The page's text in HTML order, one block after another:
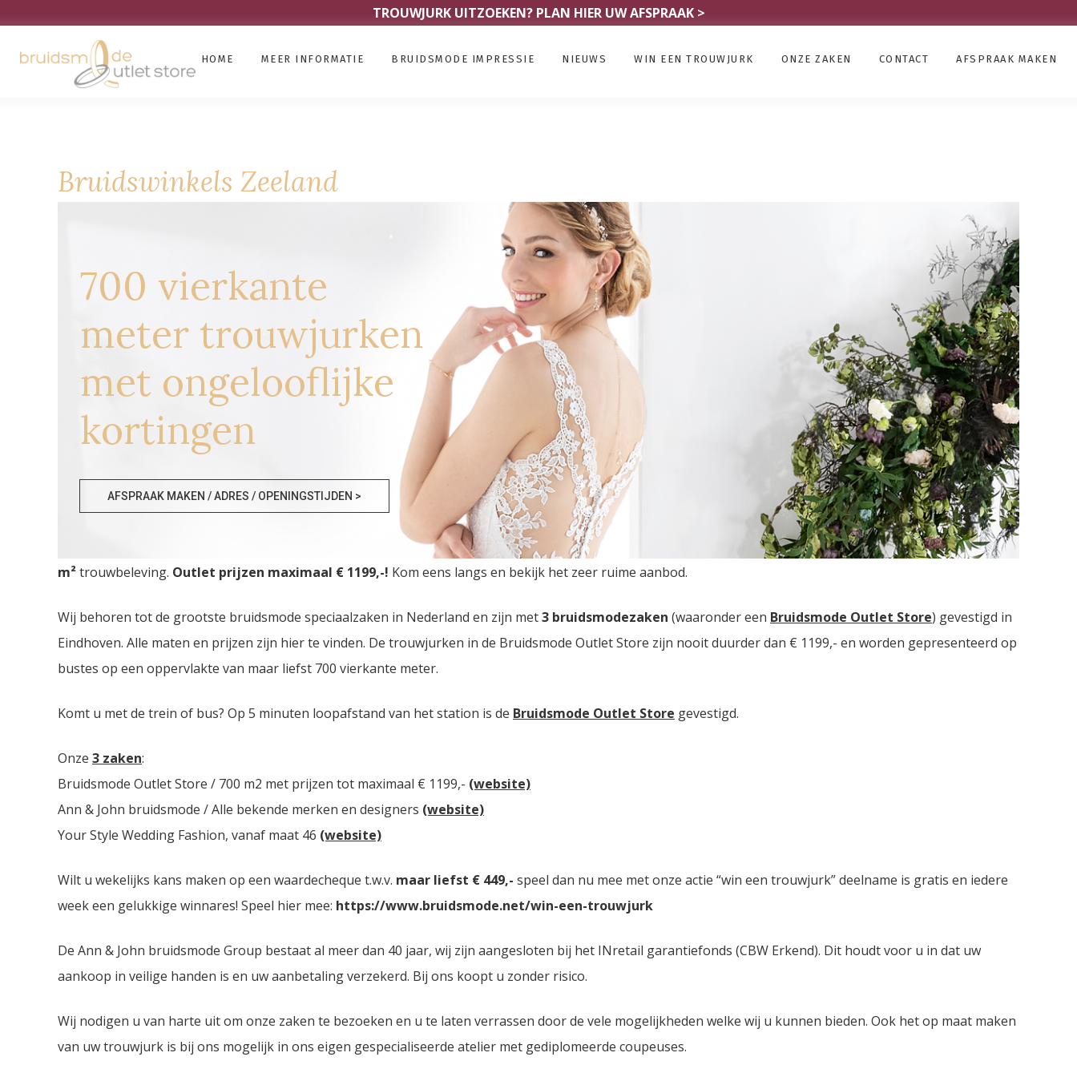
TROUWJURK UITZOEKEN? PLAN HIER UW AFSPRAAK >
HOME MEER INFORMATIE BRUIDSMODE IMPRESSIE NIEUWS WIN EEN TROUWJURK ONZE ZAKEN CONTACT AFSPRAAK MAKEN
Bruidswinkels Zeeland
700 vierkante
meter trouwjurken
met ongelooflijke
kortingen
AFSPRAAK MAKEN / ADRES / OPENINGSTIJDEN >
Bruidswinkels Zeeland
grootste Trouwjurken Outlet Storevan Nederland vindt u in Eindhoven. Drie bruidsmodezaken met in totaal meer dan2000
m²trouwbeleving. Outlet prijzen maximaal € 1199,-! Kom eens langs en bekijk het zeer ruime aanbod.
Wij behoren tot de grootste bruidsmode speciaalzaken in Nederland en zijn met3 bruidsmodezaken (waaronder een Bruidsmode Outlet Store) gevestigd in
Eindhoven. Alle maten en prijzen zijn hier te vinden. De trouwjurken in de Bruidsmode Outlet Store zijn nooit duurder dan € 1199,- en worden gepresenteerd op
bustes op een oppervlakte van maar liefst 700 vierkante meter.
Komt u met de trein of bus? Op 5 minuten loopafstand van het station is de Bruidsmode Outlet Store gevestigd.
Onze 3 zaken:
Bruidsmode Outlet Store / 700 m2 met prijzen tot maximaal € 1199,- (website)
Ann & John bruidsmode / Alle bekende merken en designers (website)
Your Style Wedding Fashion, vanaf maat 46 (website)
Wilt u wekelijks kans maken op een waardecheque t.w.v. maar liefst € 449,- speel dan nu mee met onze actie “win een trouwjurk” deelname is gratis en iedere
week een gelukkige winnares! Speel hier mee: https://www.bruidsmode.net/win-een-trouwjurk
De Ann & John bruidsmode Group bestaat al meer dan 40 jaar, wij zijn aangesloten bij het INretail garantiefonds (CBW Erkend). Dit houdt voor u in dat uw
aankoop in veilige handen is en uw aanbetaling verzekerd. Bij ons koopt u zonder risico.
Wij nodigen u van harte uit om onze zaken te bezoeken en u te laten verrassen door de vele mogelijkheden welke wij u kunnen bieden. Ook het op maat maken
van uw trouwjurk is bij ons mogelijk in ons eigen gespecialiseerde atelier met gediplomeerde coupeuses.